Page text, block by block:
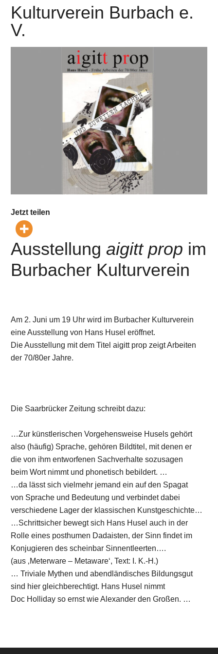
Kulturverein Burbach e.
V.
Jetzt teilen
Ausstellungaigitt prop im
Burbacher Kulturverein
Am 2. Juni um 19 Uhr wird im Burbacher Kulturverein
eine Ausstellung von Hans Husel eröffnet.
Die Ausstellung mit dem Titelaigitt propzeigt Arbeiten
der 70/80er Jahre.
Die Saarbrücker Zeitung schreibt dazu:
…Zur künstlerischen Vorgehensweise Husels gehört
also (häufig) Sprache, gehören Bildtitel, mit denen er
die von ihm entworfenen Sachverhalte sozusagen
beim Wort nimmt und phonetisch bebildert. …
…da lässt sich vielmehr jemand ein auf den Spagat
von Sprache und Bedeutung und verbindet dabei
verschiedene Lager der klassischen Kunstgeschichte…
…Schrittsicher bewegt sich Hans Husel auch in der
Rolle eines posthumen Dadaisten, der Sinn findet im
Konjugieren des scheinbar Sinnentleerten….
(aus ‚Meterware – Metaware‘, Text: I. K.-H.)
… Triviale Mythen und abendländisches Bildungsgut
sind hier gleichberechtigt. Hans Husel nimmt
Doc Holliday so ernst wie Alexander den Großen. …